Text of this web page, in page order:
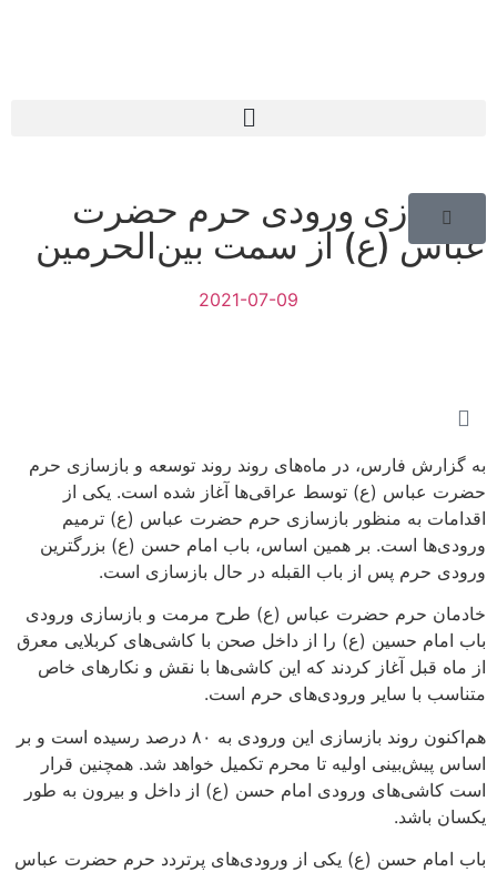
بازسازی ورودی حرم حضرت
عباس (ع) از سمت بین‌الحرمین
2021-07-09
به گزارش فارس، در ماه‌های روند روند توسعه و بازسازی حرم
حضرت عباس (ع) توسط عراقی‌ها آغاز شده است. یکی از
اقدامات به منظور بازسازی حرم حضرت عباس (ع) ترمیم
ورودی‌ها است. بر همین اساس، باب امام حسن (ع) بزرگترین
ورودی حرم پس از باب القبله در حال بازسازی است.
خادمان حرم حضرت عباس (ع) طرح مرمت و بازسازی ورودی
باب امام حسین (ع) را از داخل صحن با کاشی‌های کربلایی معرق
از ماه قبل آغاز کردند که این کاشی‌ها با نقش و نکارهای خاص
متناسب با سایر ورودی‌های حرم است.
هم‌اکنون روند بازسازی این ورودی به ۸۰ درصد رسیده است و بر
اساس پیش‌بینی اولیه تا محرم تکمیل خواهد شد. همچنین قرار
است کاشی‌های ورودی امام حسن (ع) از داخل و بیرون به طور
یکسان باشد.
باب امام حسن (ع) یکی از ورودی‌های پرتردد حرم حضرت عباس